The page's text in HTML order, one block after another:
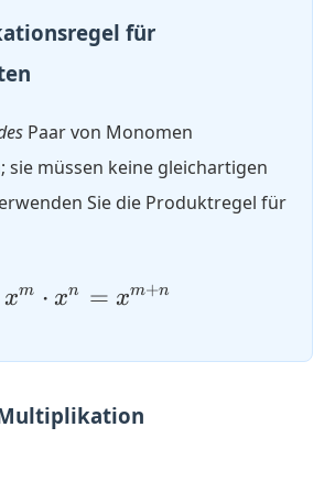
für
Paar von Monomen
sie müssen keine gleichartigen
Sie die Produktregel für
x^m
xm ⋅ xn = xm+n